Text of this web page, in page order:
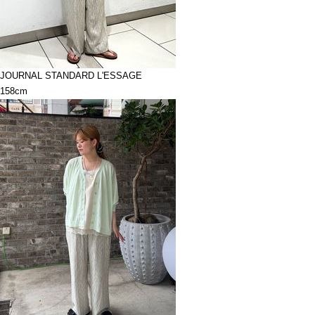
JOURNAL STANDARD L'ESSAGE
158cm